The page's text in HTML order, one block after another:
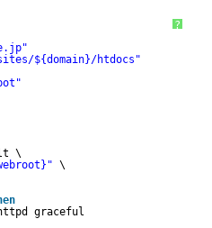
?
${domain}/htdocs"
\
\
graceful